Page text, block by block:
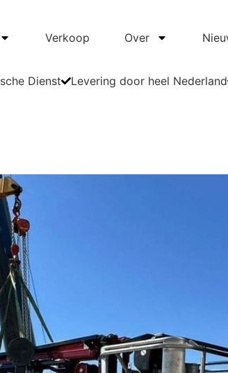
Verkoop Over
Dienst Levering door heel Nederland